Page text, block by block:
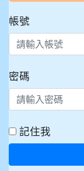
帳號
密碼
記住我